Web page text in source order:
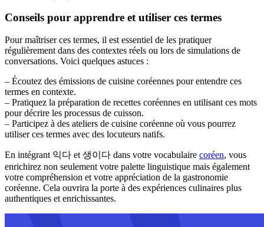
Conseils pour apprendre et utiliser ces termes
Pour maîtriser ces termes, il est essentiel de les pratiquer
régulièrement dans des contextes réels ou lors de simulations de
conversations. Voici quelques astuces :
– Écoutez des émissions de cuisine coréennes pour entendre ces
termes en contexte.
– Pratiquez la préparation de recettes coréennes en utilisant ces mots
pour décrire les processus de cuisson.
– Participez à des ateliers de cuisine coréenne où vous pourrez
utiliser ces termes avec des locuteurs natifs.
En intégrant 익다 et 생이다 dans votre vocabulaire coréen, vous
enrichirez non seulement votre palette linguistique mais également
votre compréhension et votre appréciation de la gastronomie
coréenne. Cela ouvrira la porte à des expériences culinaires plus
authentiques et enrichissantes.